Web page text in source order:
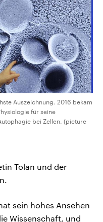
Auszeichnung. 2016 bekam
für seine
bei Zellen. (picture
Tolan und der
sein hohes Ansehen
Wissenschaft, und